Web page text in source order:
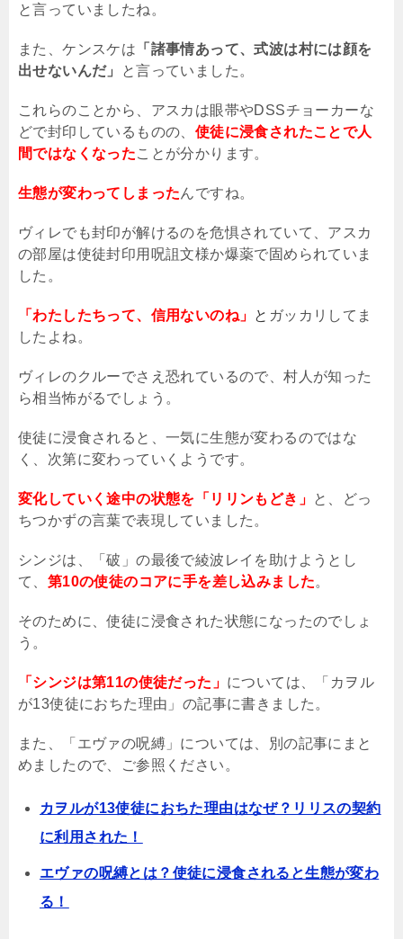
と言っていましたね。
また、ケンスケは 「諸事情あって、式波は村には顔を
出せないんだ」
と言っていました。
これらのことから、アスカは眼帯やDSSチョーカーな
どで封印しているものの、 使徒に浸食されたことで人
間ではなくなったことが分かります。
生態が変わってしまったんですね。
ヴィレでも封印が解けるのを危惧されていて、アスカ
の部屋は使徒封印用呪詛文様か爆薬で固められていま
した。
「わたしたちって、信用ないのね」 と ガッカリしてま
したよね。
ヴィレのクルーでさえ恐れているので、村人が知った
ら相当怖がるでしょう。
使徒に浸食されると、一気に生態が変わるのではな
く、次第に変わっていくようです。
変化していく途中の状態を「リリンもどき」 と、どっ
ちつかずの言葉で表現していました。
シンジは、「破」の最後で綾波レイを助けようとし
て、 第10の使徒のコアに手を差し込みました。
そのために、使徒に浸食された状態になったのでしょ
う。
「シンジは第11の使徒だった」 については、「カヲル
が13使徒におちた理由」の記事に書きました。
また、「エヴァの呪縛」については、別の記事にまと
めましたので、ご参照ください。
カヲルが13使徒におちた理由はなぜ？リリスの契約
に利用された！
エヴァの呪縛とは？使徒に浸食されると生態が変わ
る！